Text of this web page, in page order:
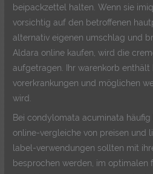
beipackzettel halten. Wenn sie
vorsichtig auf den betroffenen
alternativ eigenen umschlag und
Aldara online kaufen, wird die
aufgetragen. Ihr warenkorb enthält
vorerkrankungen und möglichen
wird.
Bei condylomata acuminata häufig
online-vergleiche von preisen und
label-verwendungen sollten mit
besprochen werden, im